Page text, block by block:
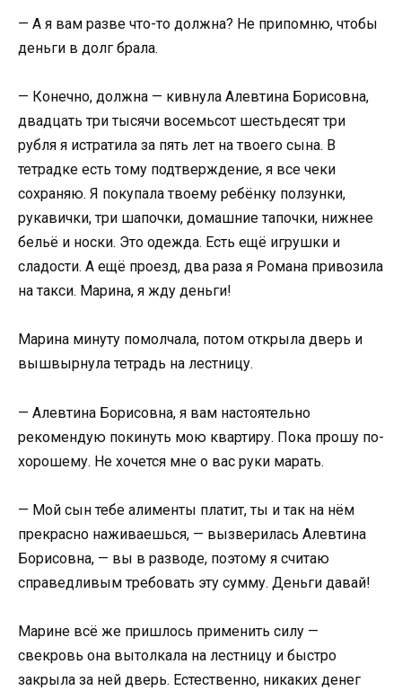
— А я вам разве что-то должна? Не припомню, чтобы
деньги в долг брала.
— Конечно, должна — кивнула Алевтина Борисовна,
двадцать три тысячи восемьсот шестьдесят три
рубля я истратила за пять лет на твоего сына. В
тетрадке есть тому подтверждение, я все чеки
сохраняю. Я покупала твоему ребёнку ползунки,
рукавички, три шапочки, домашние тапочки, нижнее
бельё и носки. Это одежда. Есть ещё игрушки и
сладости. А ещё проезд, два раза я Романа привозила
на такси. Марина, я жду деньги!
Марина минуту помолчала, потом открыла дверь и
вышвырнула тетрадь на лестницу.
— Алевтина Борисовна, я вам настоятельно
рекомендую покинуть мою квартиру. Пока прошу по-
хорошему. Не хочется мне о вас руки марать.
— Мой сын тебе алименты платит, ты и так на нём
прекрасно наживаешься, — вызверилась Алевтина
Борисовна, — вы в разводе, поэтому я считаю
справедливым требовать эту сумму. Деньги давай!
Марине всё же пришлось применить силу —
свекровь она вытолкала на лестницу и быстро
закрыла за ней дверь. Естественно, никаких денег